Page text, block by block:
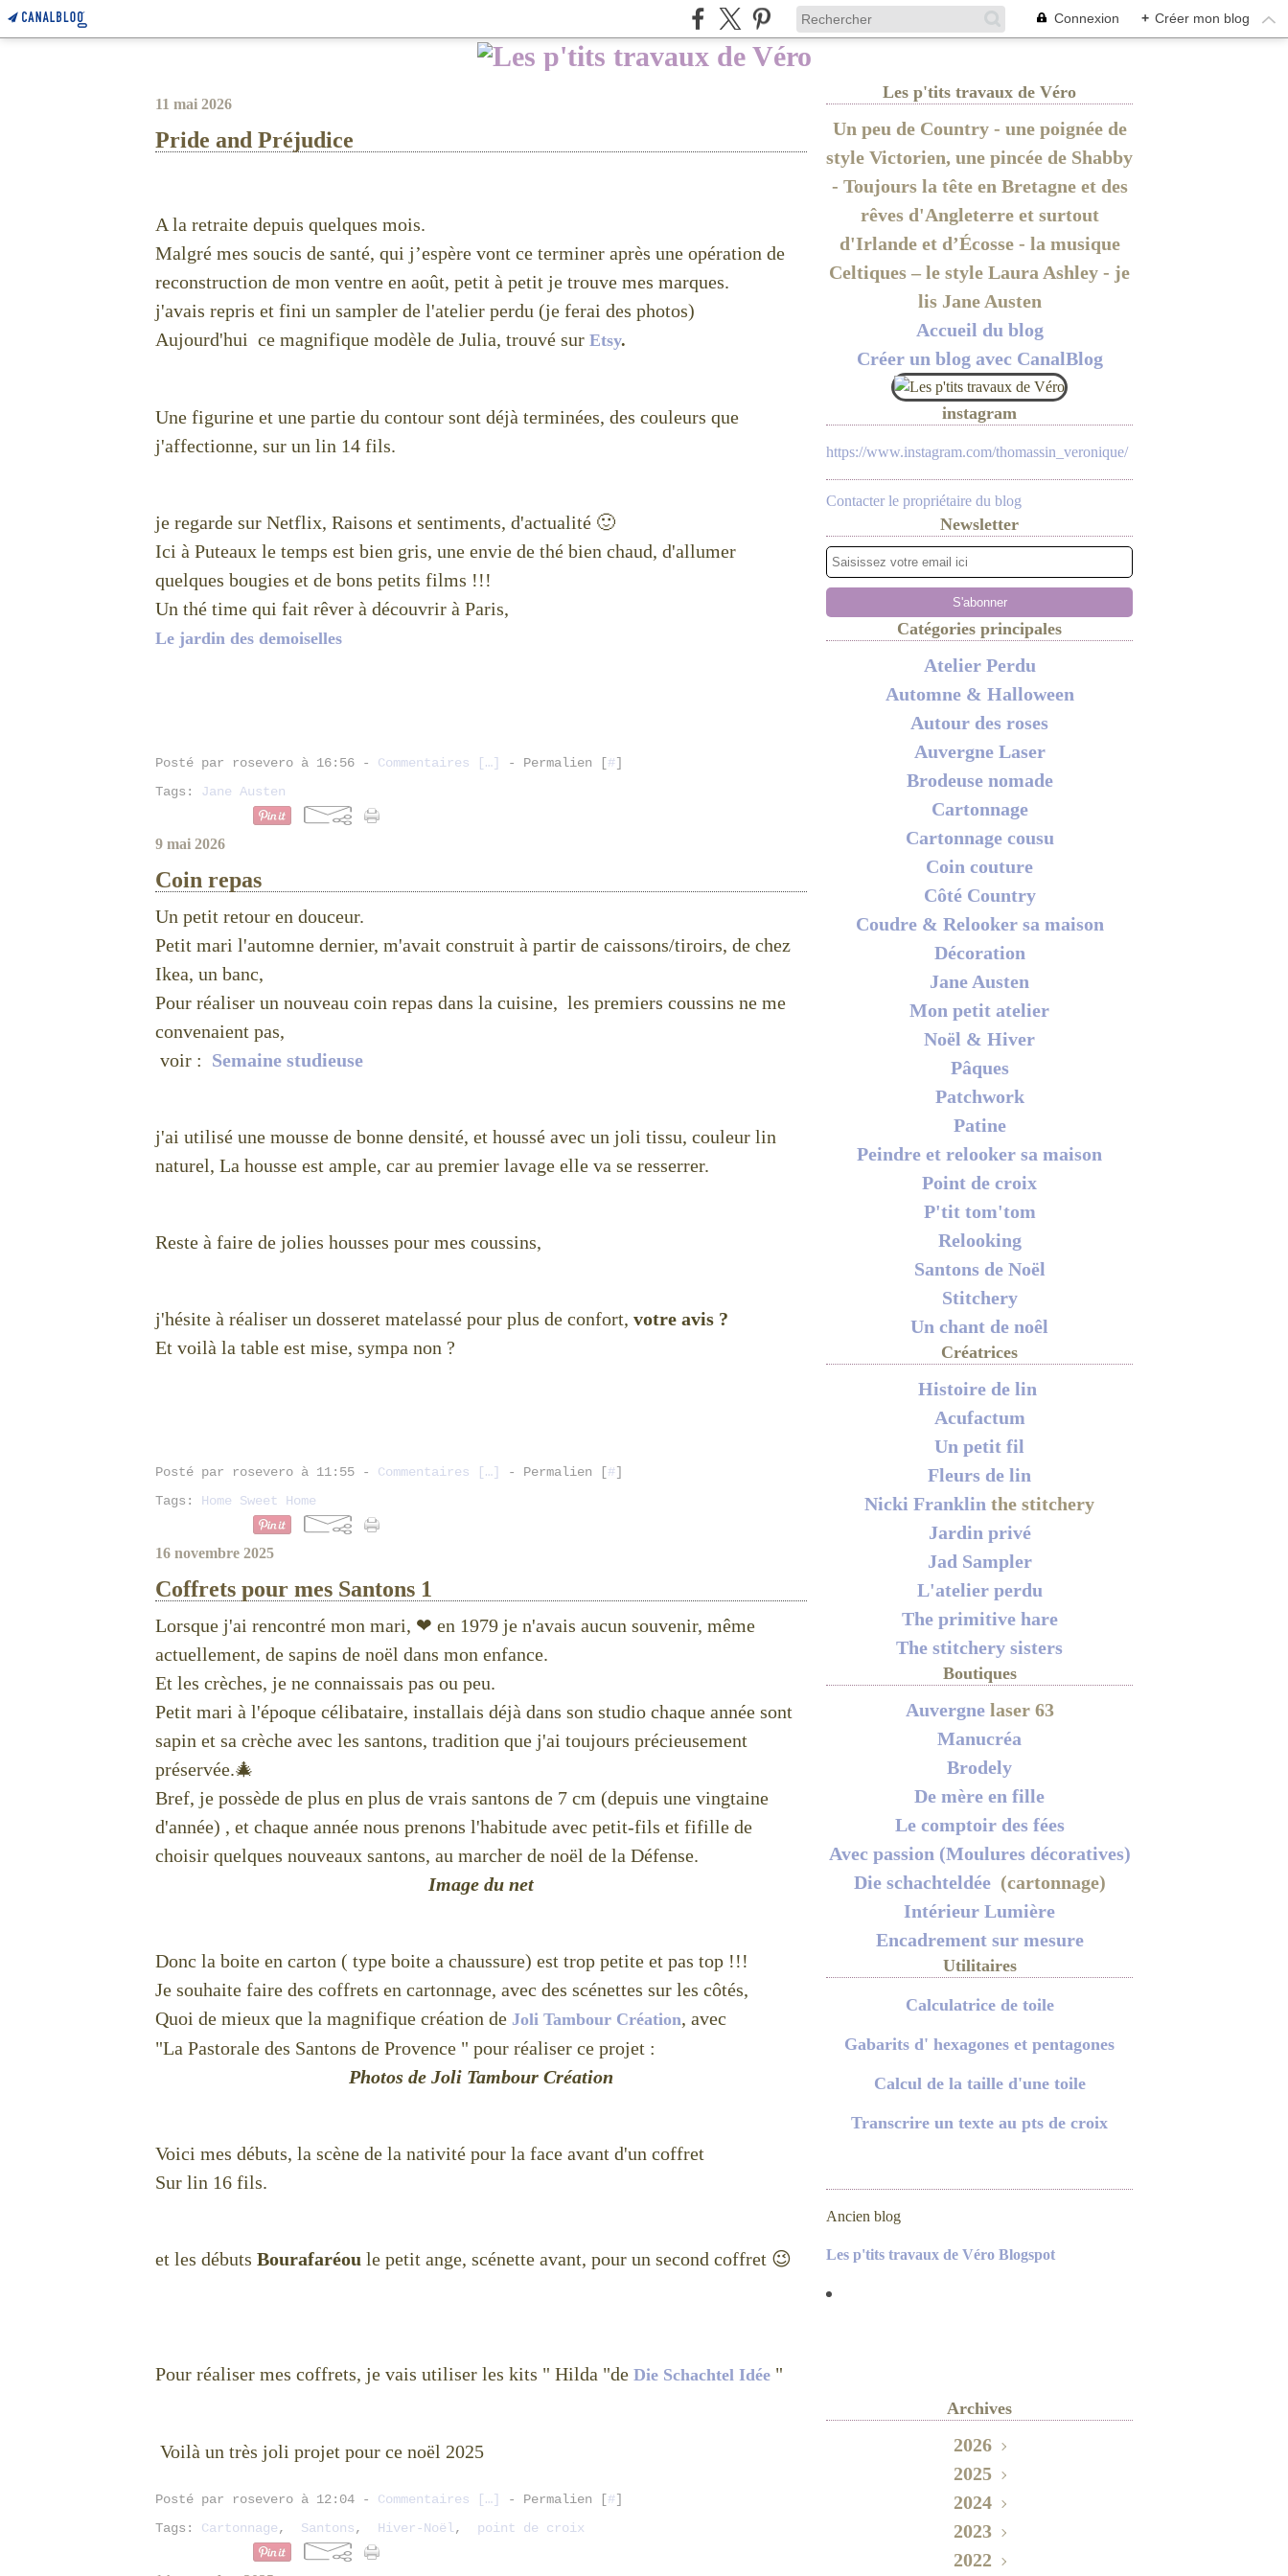
Connexion + Créer mon blog
11 mai 2026
Pride and Préjudice
A la retraite depuis quelques mois.
Malgré mes soucis de santé, qui j’espère vont ce terminer après une opération de
reconstruction de mon ventre en août, petit à petit je trouve mes marques.
j'avais repris et fini un sampler de l'atelier perdu (je ferai des photos)
Aujourd'hui ce magnifique modèle de Julia, trouvé sur Etsy.
Une figurine et une partie du contour sont déjà terminées, des couleurs que
j'affectionne, sur un lin 14 fils.
je regarde sur Netflix, Raisons et sentiments, d'actualité 🙂
Ici à Puteaux le temps est bien gris, une envie de thé bien chaud, d'allumer
quelques bougies et de bons petits films !!!
Un thé time qui fait rêver à découvrir à Paris,
Le jardin des demoiselles
Posté par rosevero à 16:56 - Commentaires […] - Permalien [#]
Tags: Jane Austen
9 mai 2026
Coin repas
Un petit retour en douceur.
Petit mari l'automne dernier, m'avait construit à partir de caissons/tiroirs, de chez
Ikea, un banc,
Pour réaliser un nouveau coin repas dans la cuisine, les premiers coussins ne me
convenaient pas,
voir : Semaine studieuse
j'ai utilisé une mousse de bonne densité, et houssé avec un joli tissu, couleur lin
naturel, La housse est ample, car au premier lavage elle va se resserrer.
Reste à faire de jolies housses pour mes coussins,
j'hésite à réaliser un dosseret matelassé pour plus de confort, votre avis ?
Et voilà la table est mise, sympa non ?
Posté par rosevero à 11:55 - Commentaires […] - Permalien [#]
Tags: Home Sweet Home
16 novembre 2025
Coffrets pour mes Santons 1
Lorsque j'ai rencontré mon mari, ❤ en 1979 je n'avais aucun souvenir, même
actuellement, de sapins de noël dans mon enfance.
Et les crèches, je ne connaissais pas ou peu.
Petit mari à l'époque célibataire, installais déjà dans son studio chaque année sont
sapin et sa crèche avec les santons, tradition que j'ai toujours précieusement
préservée.🎄
Bref, je possède de plus en plus de vrais santons de 7 cm (depuis une vingtaine
d'année) , et chaque année nous prenons l'habitude avec petit-fils et fifille de
choisir quelques nouveaux santons, au marcher de noël de la Défense.
Image du net
Donc la boite en carton ( type boite a chaussure) est trop petite et pas top !!!
Je souhaite faire des coffrets en cartonnage, avec des scénettes sur les côtés,
Quoi de mieux que la magnifique création de Joli Tambour Création, avec
"La Pastorale des Santons de Provence " pour réaliser ce projet :
Photos de Joli Tambour Création
Voici mes débuts, la scène de la nativité pour la face avant d'un coffret
Sur lin 16 fils.
et les débuts Bourafaréou le petit ange, scénette avant, pour un second coffret 😉
Pour réaliser mes coffrets, je vais utiliser les kits " Hilda "de Die Schachtel Idée "
Voilà un très joli projet pour ce noël 2025
Posté par rosevero à 12:04 - Commentaires […] - Permalien [#]
Tags: Cartonnage, Santons, Hiver-Noël, point de croix
Les p'tits travaux de Véro
Un peu de Country - une poignée de
style Victorien, une pincée de Shabby
- Toujours la tête en Bretagne et des
rêves d'Angleterre et surtout
d'Irlande et d’Écosse - la musique
Celtiques – le style Laura Ashley - je
lis Jane Austen
Accueil du blog
Créer un blog avec CanalBlog
instagram
https://www.instagram.com/thomassin_veronique/
Contacter le propriétaire du blog
Newsletter
Catégories principales
Atelier Perdu
Automne & Halloween
Autour des roses
Auvergne Laser
Brodeuse nomade
Cartonnage
Cartonnage cousu
Coin couture
Côté Country
Coudre & Relooker sa maison
Décoration
Jane Austen
Mon petit atelier
Noël & Hiver
Pâques
Patchwork
Patine
Peindre et relooker sa maison
Point de croix
P'tit tom'tom
Relooking
Santons de Noël
Stitchery
Un chant de noêl
Créatrices
Histoire de lin
Acufactum
Un petit fil
Fleurs de lin
Nicki Franklin the stitchery
Jardin privé
Jad Sampler
L'atelier perdu
The primitive hare
The stitchery sisters
Boutiques
Auvergne laser 63
Manucréa
Brodely
De mère en fille
Le comptoir des fées
Avec passion (Moulures décoratives)
Die schachteldée (cartonnage)
Intérieur Lumière
Encadrement sur mesure
Utilitaires
Calculatrice de toile
Gabarits d' hexagones et pentagones
Calcul de la taille d'une toile
Transcrire un texte au pts de croix
Ancien blog
Les p'tits travaux de Véro Blogspot
Archives
2026
Mai (2)
2025
Novembre
Octobre
Juin (1)
2024
Septembre
Août (1)
2023
Décembre
2022